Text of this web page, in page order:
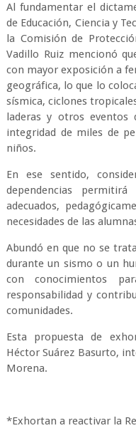
Al fundamentar el
de Educación, Ciencia y
la Comisión de
Vadillo Ruiz mencionó
con mayor exposición a
geográfica, lo que lo
sísmica, ciclones
laderas y otros
integridad de miles de
niños.
En ese sentido,
dependencias
adecuados,
necesidades de las
Abundó en que no se
durante un sismo o un
con conocimientos
responsabilidad y
comunidades.
Esta propuesta de
Héctor Suárez Basurto,
Morena.
*Exhortan a reactivar la